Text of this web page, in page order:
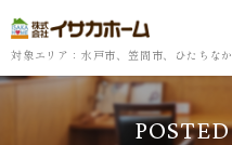
対象エリア：水戸市、笠間市、ひたちな